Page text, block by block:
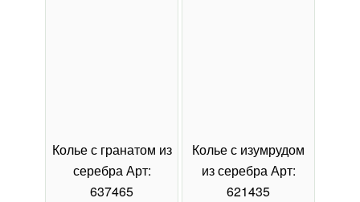
Колье с гранатом из
серебра Арт:
637465
Колье с изумрудом
из серебра Арт:
621435